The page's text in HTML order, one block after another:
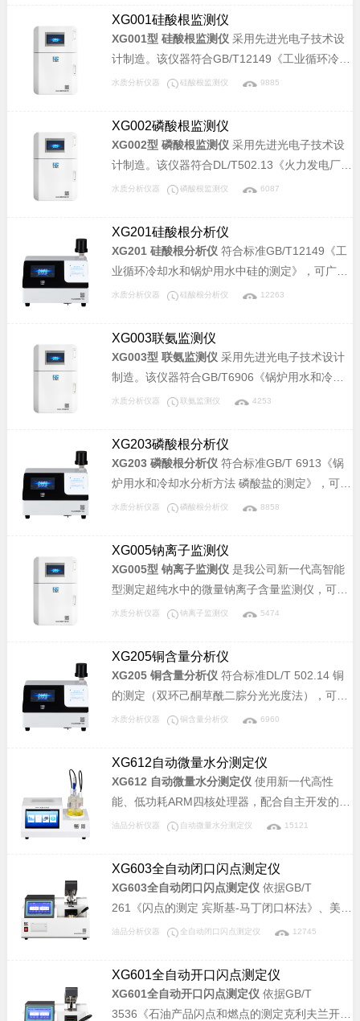
XG001硅酸根监测仪
XG001型 硅酸根监测仪采用先进光电子技术设
计制造。该仪器符合GB/T12149《工业循环冷却
水和锅炉用水中硅的测定》标准，可广泛应用于
水等行业溶液中硅酸根含量的连续监测。
水质分析仪器 硅酸根监测仪 9885
XG002磷酸根监测仪
XG002型 磷酸根监测仪采用先进光电子技术设
计制造。该仪器符合DL/T502.13《火力发电厂水
汽分析方法-磷酸盐的测定》和GB/T 6913《锅炉
广泛应用于电力、化工、冶金、环保、制药、半
导体和自来水等行业溶液中磷酸盐含量的连续监
测。
水质分析仪器 磷酸根监测仪 6087
XG201硅酸根分析仪
XG201 硅酸根分析仪符合标准GB/T12149《工
业循环冷却水和锅炉用水中硅的测定》，可广泛
应用于电力、化工、冶金、环保、制药、半导体
水质分析仪器 硅酸根分析仪 12263
XG003联氨监测仪
XG003型 联氨监测仪采用先进光电子技术设计
制造。该仪器符合GB/T6906《锅炉用水和冷却
水分析方法联氨的测定》标准，可广泛应用于电
等行业溶液中联氨含量的连续监测。
水质分析仪器 联氨监测仪 4253
XG203磷酸根分析仪
XG203 磷酸根分析仪符合标准GB/T 6913《锅
炉用水和冷却水分析方法 磷酸盐的测定》，可广
泛应用于电力、化工、冶金、环保、制药、半导
水质分析仪器 磷酸根分析仪 8858
XG005钠离子监测仪
XG005型 钠离子监测仪是我公司新一代高智能
型测定超纯水中的微量钠离子含量监测仪，可广
泛应用于电厂及蒸汽动力厂高压蒸汽锅炉给水处
化工、制药、半导体等其它行业水处理系统。
水质分析仪器 钠离子监测仪 5474
XG205铜含量分析仪
XG205 铜含量分析仪符合标准DL/T 502.14 铜
的测定（双环己酮草酰二腙分光光度法），可广
泛应用于电力、化工、冶金、环保、制药、半导
水质分析仪器 铜含量分析仪 6960
XG612自动微量水分测定仪
XG612 自动微量水分测定仪使用新一代高性
能、低功耗ARM四核处理器，配合自主开发的先
进数字电路技术，仪器运行稳定、精度高。广泛
油品分析仪器 自动微量水分测定仪 15121
XG603全自动闭口闪点测定仪
XG603全自动闭口闪点测定仪依据GB/T
261《闪点的测定 宾斯基-马丁闭口杯法》、美国
材料协会标准 ASTM D93、ISO2719《闪点的测
制造。本仪器可广泛应用于石油、铁路、航空、
电力及大专院校、科研院所、油品检测等相关单
位，测定石油产品的闭口杯闪点值，是理想同类
油品分析仪器 全自动闭口闪点测定仪 12745
XG601全自动开口闪点测定仪
XG601全自动开口闪点测定仪依据GB/T
3536《石油产品闪点和燃点的测定克利夫兰开口